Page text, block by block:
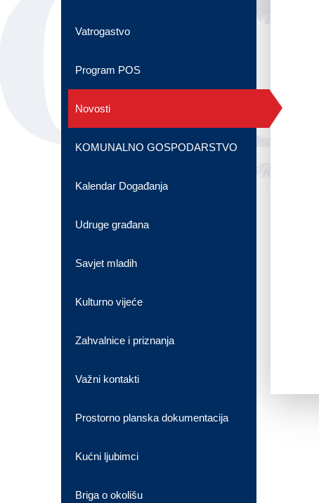
Vatrogastvo
Program POS
Novosti
KOMUNALNO GOSPODARSTVO
Kalendar Događanja
Udruge građana
Savjet mladih
Kulturno vijeće
Zahvalnice i priznanja
Važni kontakti
Prostorno planska dokumentacija
Kućni ljubimci
Briga o okolišu